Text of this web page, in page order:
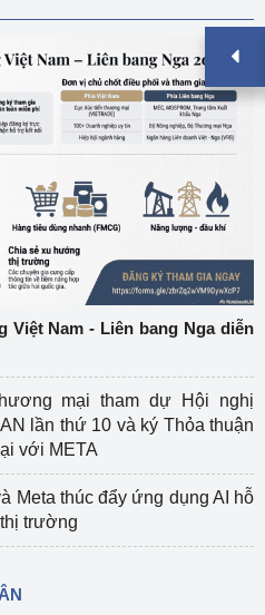
Nam - Liên bang Nga diễn
mại tham dự Hội nghị
lần thứ 10 và ký Thỏa thuận
với META
Meta thúc đẩy ứng dụng AI hỗ
trường